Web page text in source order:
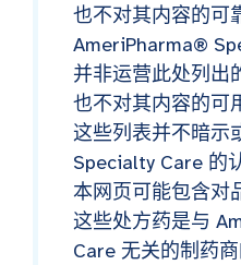
也不对其内容的可
AmeriPharma®
并非运营此处列出
也不对其内容的可
这些列表并不暗示
Specialty Care 的
本网页可能包含对
这些处方药是与
Care 无关的制药